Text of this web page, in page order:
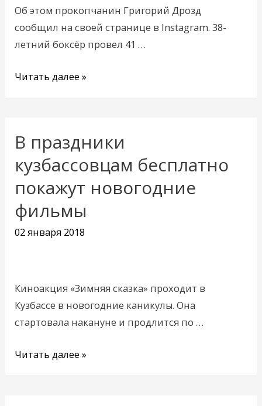
Об этом прокопчанин Григорий Дрозд
сообщил на своей странице в Instagram. 38-
летний боксёр провел 41 …
Читать далее »
В праздники
кузбассовцам бесплатно
покажут новогодние
фильмы
02 января 2018
Киноакция «Зимняя сказка» проходит в
Кузбассе в новогодние каникулы. Она
стартовала накануне и продлится по …
В
праздники
кузбассовцам
бесплатно
покажут
новогодние
фильмы
Читать далее »